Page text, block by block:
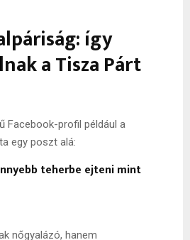
így
a Tisza Párt
Facebook-profil például a
egy poszt alá:
teherbe ejteni mint
nőgyalázó, hanem